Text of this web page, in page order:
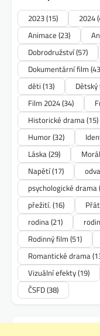
2023(15) 2024
Animace (23)
Dobrodružství(57)
Dokumentární film
děti (13)
Film 2024(34)
Historické drama(15)
Humor(32)
Láska(29)
Napětí(17)
psychologické drama
přežití. (16)
rodina(21)
Rodinný film (51)
Romantické drama
Vizuální efekty(19)
ČSFD(38)